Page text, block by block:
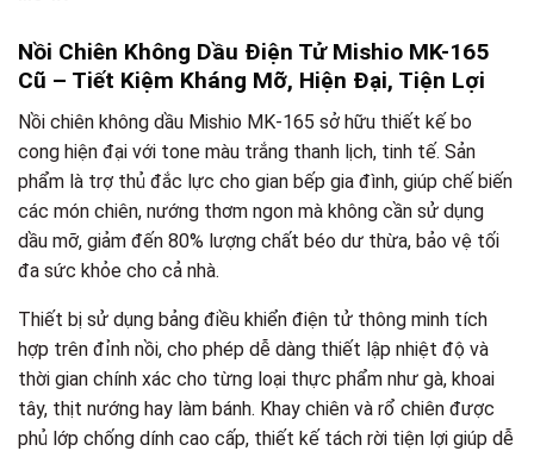
Nồi Chiên Không Dầu Điện Tử Mishio MK-165
Cũ – Tiết Kiệm Kháng Mỡ, Hiện Đại, Tiện Lợi
Nồi chiên không dầu Mishio MK-165 sở hữu thiết kế bo
cong hiện đại với tone màu trắng thanh lịch, tinh tế. Sản
phẩm là trợ thủ đắc lực cho gian bếp gia đình, giúp chế biến
các món chiên, nướng thơm ngon mà không cần sử dụng
dầu mỡ, giảm đến 80% lượng chất béo dư thừa, bảo vệ tối
đa sức khỏe cho cả nhà.
Thiết bị sử dụng bảng điều khiển điện tử thông minh tích
hợp trên đỉnh nồi, cho phép dễ dàng thiết lập nhiệt độ và
thời gian chính xác cho từng loại thực phẩm như gà, khoai
tây, thịt nướng hay làm bánh. Khay chiên và rổ chiên được
phủ lớp chống dính cao cấp, thiết kế tách rời tiện lợi giúp dễ